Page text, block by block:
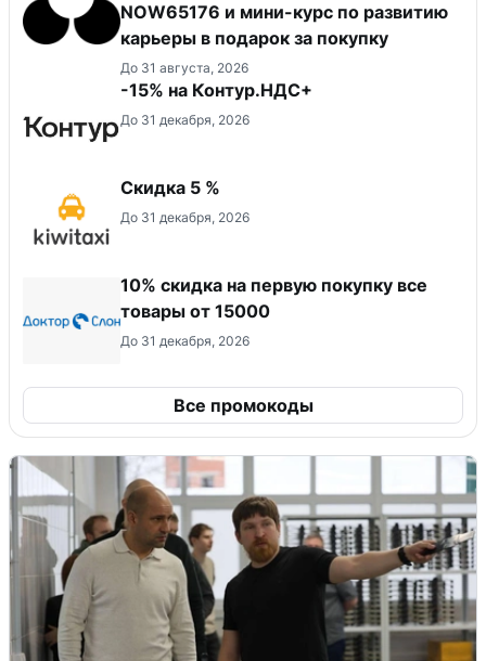
NOW65176 и мини-курс по развитию
карьеры в подарок за покупку
До 31 августа, 2026
-15% на Контур.НДС+
До 31 декабря, 2026
Скидка 5 %
До 31 декабря, 2026
10% скидка на первую покупку все
товары от 15000
До 31 декабря, 2026
Все промокоды